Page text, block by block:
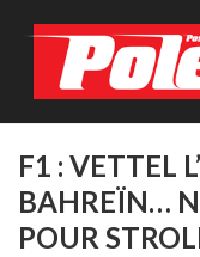
F1 : VETTEL
BAHREÏN…
POUR